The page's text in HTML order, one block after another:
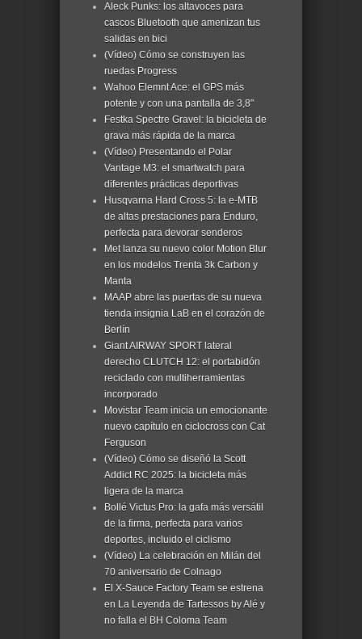
Aleck Punks: los altavoces para
cascos Bluetooth que amenizan tus
salidas en bici
(Vídeo) Cómo se construyen las
ruedas Progress
Wahoo Elemnt Ace: el GPS más
potente y con una pantalla de 3,8"
Festka Spectre Gravel: la bicicleta de
grava más rápida de la marca
(Vídeo) Presentando el Polar
Vantage M3: el smartwatch para
diferentes prácticas deportivas
Husqvarna Hard Cross 5: la e-MTB
de altas prestaciones para Enduro,
perfecta para devorar senderos
Met lanza su nuevo color Motion Blur
en los modelos Trenta 3k Carbon y
Manta
MAAP abre las puertas de su nueva
tienda insignia LaB en el corazón de
Berlín
Giant AIRWAY SPORT lateral
derecho CLUTCH 12: el portabidón
reciclado con multiherramientas
incorporado
Movistar Team inicia un emocionante
nuevo capítulo en ciclocross con Cat
Ferguson
(Vídeo) Cómo se diseñó la Scott
Addict RC 2025: la bicicleta más
ligera de la marca
Bollé Victus Pro: la gafa más versátil
de la firma, perfecta para varios
deportes, incluido el ciclismo
(Vídeo) La celebración en Milán del
70 aniversario de Colnago
El X-Sauce Factory Team se estrena
en La Leyenda de Tartessos by Alé y
no falla el BH Coloma Team